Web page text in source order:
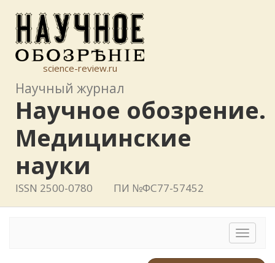
science-review.ru
Научный журнал
Научное обозрение.
Медицинские
науки
ISSN 2500-0780 ПИ №ФС77-57452
Toggle